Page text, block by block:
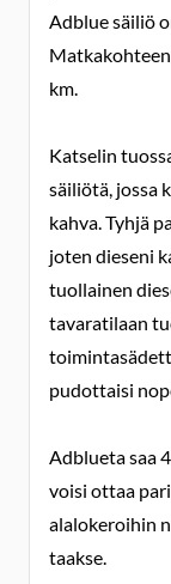
Adblue säiliö
km.
Katselin
säiliötä, jossa
kahva. Tyhjä
joten dieseni
tuollainen
tavaratilaan
pudottaisi
Adblueta saa
voisi ottaa
alalokeroihin
taakse.